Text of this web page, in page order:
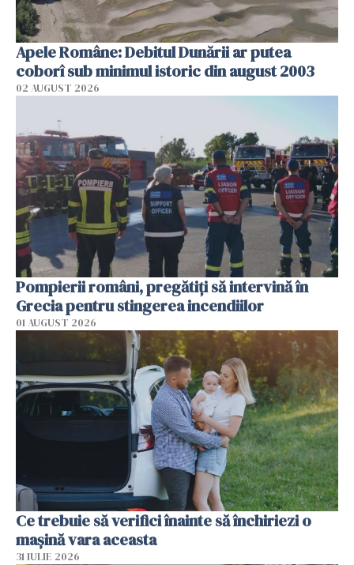
Apele Române: Debitul Dunării ar putea
coborî sub minimul istoric din august 2003
02 AUGUST 2026
Pompierii români, pregătiţi să intervină în
Grecia pentru stingerea incendiilor
01 AUGUST 2026
Ce trebuie să verifici înainte să închiriezi o
mașină vara aceasta
31 IULIE 2026